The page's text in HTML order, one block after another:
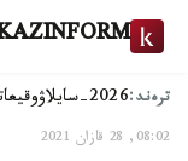
ترەند:2026-سايلاۋ وقيعا
08:02, 28 قازان 2021